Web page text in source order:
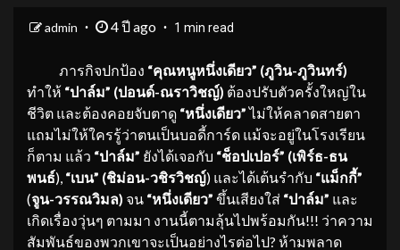
admin 4 ปี ago 1 min read
ภารกิจปกป้อง “คุณหนูหนึ่งเดียว” (ภูวิน-ภูวินทร์)
ทำให้ “ปาล์ม” (ปอนด์-ณราวิชญ์) ต้องปรับตัวครั้งใหญ่ใน
ชีวิต และต้องคอยจับตาดู “หนึ่งเดียว”ไม่ให้คลาดสายตา
แถมไม่ให้ใครรู้ว่าตนเป็นบอดี้การ์ด แม้จะอยู่ในโรงเรียน
ก็ตาม แล้ว “ปาล์ม” ยังได้เจอกับ “ช็อปเปอร์” (เพิร์ธ-ธน
พนธ์), “เบน” (ชิม่อน-วชิรวิชญ์) และได้เต้นรำกับ “แม็กกี้”
(จูน-วรรณวิมล) จน “หนึ่งเดียว” ขึ้นเสียงใส่ “ปาล์ม” และ
เกิดเรื่องวุ่นๆ ตามมา งานนี้ตามลุ้นไปพร้อมกัน!!! ว่าความ
สัมพันธ์ของพวกเขาจะเป็นอย่างไรต่อไป? ห้ามพลาด